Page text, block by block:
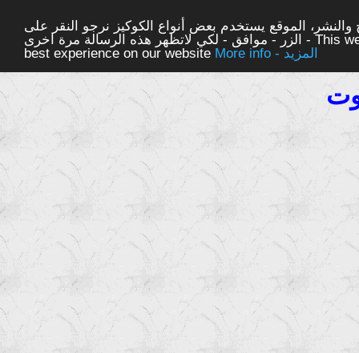
الموقع يستخدم بعض أنواع الكوكيز نرجو النقر على
الزر - موافق - لكي لاتظهر هذه الرسالة مرة اخرى - This website uses cookies to ensure you get the
best experience on our website
More info - المزيد